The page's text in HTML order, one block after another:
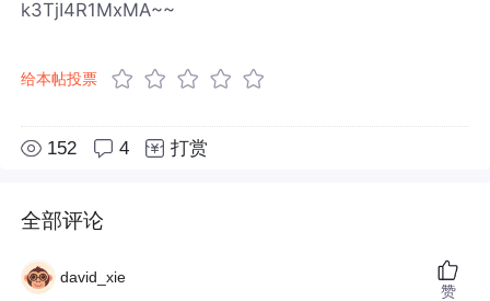
k3TjI4R1MxMA~~
给本帖投票
152 4 打赏
全部评论
david_xie
赞